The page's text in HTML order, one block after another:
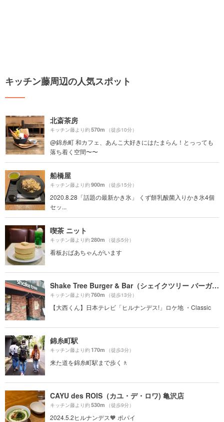
キッチン藤周辺の人気スポット
北斎茶房
キッチン藤より約570m （徒歩10分）
@錦糸町 和カフェ、あんこ大好きにはたまらん！とっっても
落ち着く空間〜〜
船橋屋
キッチン藤より約900m （徒歩15分）
2020.8.28「話題の最新かき氷」 くず餅乳酸菌入りかき氷4個
セッ...
喫茶 ニット
キッチン藤より約280m （徒歩5分）
看板おばあちゃんがいます
Shake Tree Burger & Bar（シェイクツリー バーガー＆バー）
キッチン藤より約760m （徒歩13分）
【大西くん】日本テレビ「ヒルナンデス!」ロケ地 ・Classic
錦糸町駅
キッチン藤より約170m （徒歩3分）
来た道を錦糸町駅まで歩く🚶
CAYU des ROIS（カユ・デ・ロワ) 亀沢店
キッチン藤より約530m （徒歩9分）
2024.5.2ヒルナンデス🧡 ポパイ